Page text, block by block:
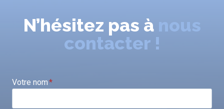
N’hésitez pas à nous
contacter !
Votre nom*